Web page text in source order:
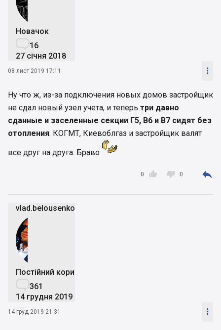
Новачок
16
27 січня 2018
08 лист 2019 17:11 
Ну что ж, из-за подключения новых домов застройщик
не сдал новый узел учета, и теперь три давно
сданные и заселенные секции Г5, В6 и В7 сидят без
отопления. КОГМТ, Киевоблгаз и застройщик валят
все друг на друга. Браво

0  0 
vlad.belousenko
Постійний користувач
361
14 грудня 2019
14 груд 2019 21:31 